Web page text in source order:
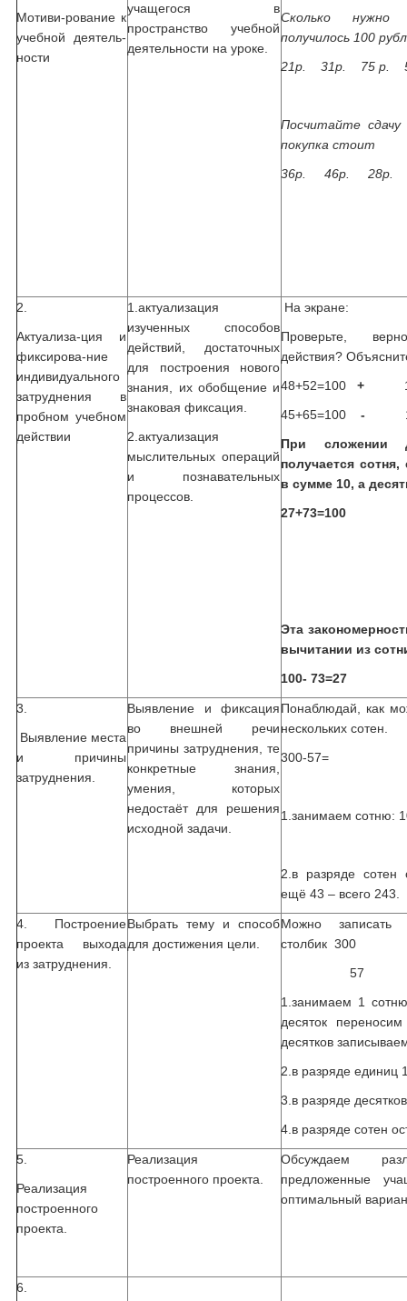
Мотиви-рование к
учебной деятель-
ности
учащегося в
пространство учебной
деятельности на уроке.
Сколько нужно
получилось 100
21р. 31р. 75 р.
Посчитайте
покупка стоит
36р. 46р. 28р.
2.
Актуализа-ция и
фиксирова-ние
индивидуального
затруднения в
пробном учебном
действии
1.актуализация
изученных способов
действий, достаточных
для построения нового
знания, их обобщение и
знаковая фиксация.
2.актуализация
мыслительных операций
и познавательных
процессов.
На экране:
Проверьте,
действия?
48+52=100+
45+65=100-
При сложении
получается
в сумме 10, а
27+73=100
Эта
вычитании из
100- 73=27
3.
Выявление места
и причины
затруднения.
Выявление и фиксация
во внешней речи
причины затруднения, те
конкретные знания,
умения, которых
недостаёт для решения
исходной задачи.
Понаблюдай, как
нескольких сотен.
300-57=
1.занимаем сотню:
2.в разряде сотен
ещё 43 – всего 243.
4. Построение
проекта выхода
из затруднения.
Выбрать тему и способ
для достижения цели.
Можно записать
столбик 300
57
1.занимаем 1
десяток
десятков
2.в разряде единиц
3.в разряде
4.в разряде сотен
5.
Реализация
построенного
проекта.
Реализация
построенного проекта.
Обсуждаем
предложенные
оптимальный
6.